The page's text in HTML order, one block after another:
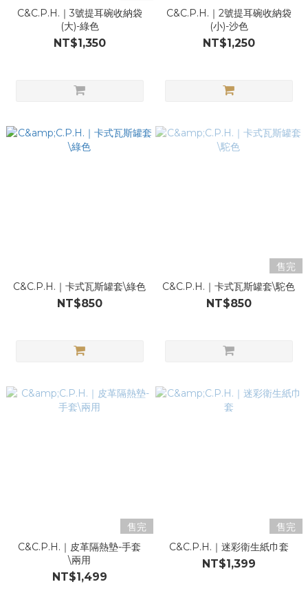
C&C.P.H.｜3號提耳碗收納袋
(大)-綠色
NT$1,350
C&C.P.H.｜2號提耳碗收納袋
(小)-沙色
NT$1,250
C&C.P.H.｜卡式瓦斯罐套\綠色
NT$850
售完
C&C.P.H.｜卡式瓦斯罐套\駝色
NT$850
售完
C&C.P.H.｜皮革隔熱墊-手套
\兩用
NT$1,499
售完
C&C.P.H.｜迷彩衛生紙巾套
NT$1,399